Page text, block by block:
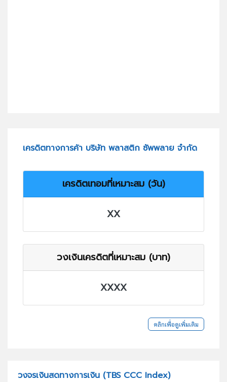
เครดิตทางการค้า บริษัท พลาสติก ซัพพลาย จำกัด
เครดิตเทอมที่เหมาะสม (วัน)
XX
วงเงินเครดิตที่เหมาะสม (บาท)
XXXX
คลิกเพื่อดูเพิ่มเติม
วงจรเงินสดทางการเงิน (TBS CCC Index)